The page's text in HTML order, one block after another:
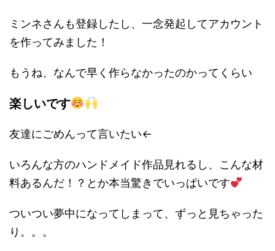
ミンネさんも登録したし、一念発起してアカウント
を作ってみました！
もうね、なんで早く作らなかったのかってくらい
楽しいです
友達にごめんって言いたい←
いろんな方のハンドメイド作品見れるし、こんな材
料あるんだ！？とか本当驚きでいっぱいです
ついつい夢中になってしまって、ずっと見ちゃった
り。。。